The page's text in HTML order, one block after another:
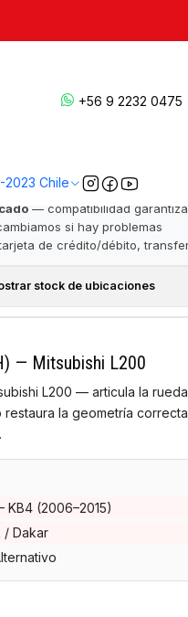
+56 9 2232 0475
2023 Chile
(LH) 2006-
— compatibilidad
si hay problemas
de crédito/débito,
stock de ubicaciones
— Mitsubishi L200
L200 — articula la
la geometría
(2006–2015)
/ Dakar